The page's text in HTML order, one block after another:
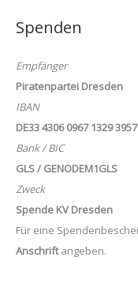
Spenden
Empfänger
Piratenpartei Dresden
IBAN
DE33 4306 0967 1329
Bank / BIC
GLS / GENODEM1GLS
Zweck
Spende KV Dresden
Für eine
Anschriftangeben.